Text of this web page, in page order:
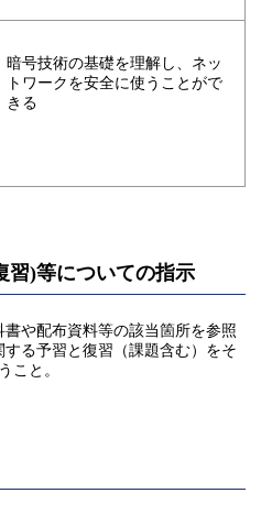
暗号技術の基礎を理解し、ネッ
トワークを安全に使うことがで
きる
習)等についての指示
や配布資料等の該当箇所を参照
る予習と復習（課題含む）をそ
こと。